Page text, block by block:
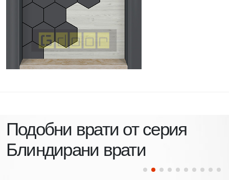
Подобни врати от серия
Блиндирани врати